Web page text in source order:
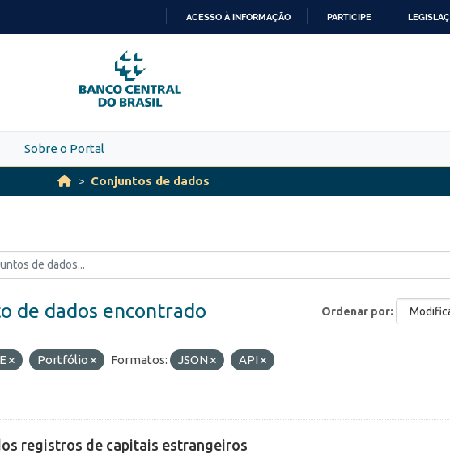
PARA
O
CONTEÚDO
ACESSO À INFORMAÇÃO PARTICIPE
Sobre o Portal
Conjuntos de dados
Ordenar por
de dados encontrado
Portfólio Formatos: JSON
API
registros de capitais estrangeiros